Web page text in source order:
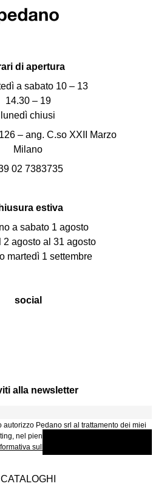
di apertura
a sabato 10 – 13
14.30 – 19
lunedì chiusi
– ang. C.so XXII Marzo
Milano
02 7383735
estiva
a sabato 1 agosto
2 agosto al 31 agosto
martedì 1 settembre
social
alla newsletter
Pedano srl al trattamento dei miei
nel pieno rispetto di quanto descritto
sulla Privacy
CATALOGHI